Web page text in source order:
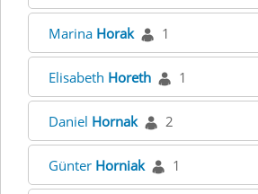
Marina Horak 1
Elisabeth Horeth 1
Daniel Hornak 2
Günter Horniak 1